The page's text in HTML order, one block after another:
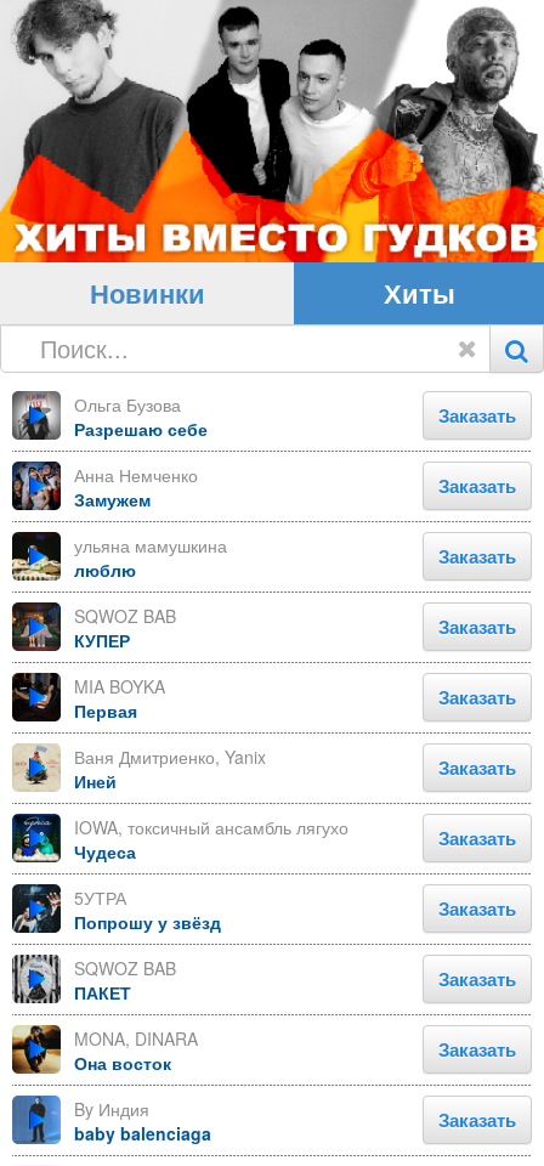
Новинки Хиты
Ольга Бузова
Разрешаю себе
Заказать
Анна Немченко
Замужем
Заказать
ульяна мамушкина
люблю
Заказать
SQWOZ BAB
КУПЕР
Заказать
MIA BOYKA
Первая
Заказать
Ваня Дмитриенко, Yanix
Иней
Заказать
IOWA, токсичный ансамбль лягухо
Чудеса
Заказать
5УТРА
Попрошу у звёзд
Заказать
SQWOZ BAB
ПАКЕТ
Заказать
MONA, DINARA
Она восток
Заказать
By Индия
baby balenciaga
Заказать